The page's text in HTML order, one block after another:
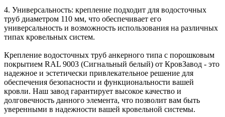
4. Универсальность: крепление подходит для водосточных
труб диаметром 110 мм, что обеспечивает его
универсальность и возможность использования на различных
типах кровельных систем.
Крепление водосточных труб анкерного типа с порошковым
покрытием RAL 9003 (Сигнальный белый) от КровЗавод - это
надежное и эстетически привлекательное решение для
обеспечения безопасности и функциональности вашей
кровли. Наш завод гарантирует высокое качество и
долговечность данного элемента, что позволит вам быть
уверенными в надежности вашей кровельной системы.